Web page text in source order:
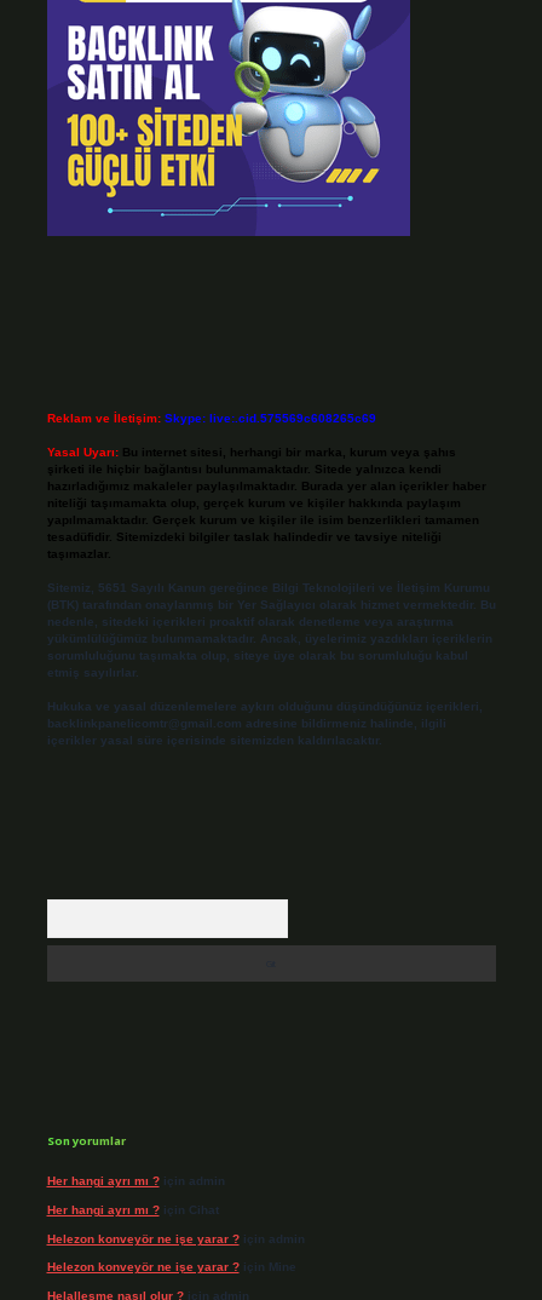
Reklam ve İletişim: Skype: live:.cid.575569c608265c69
Yasal Uyarı: Bu internet sitesi, herhangi bir marka, kurum veya şahıs
şirketi ile hiçbir bağlantısı bulunmamaktadır. Sitede yalnızca kendi
hazırladığımız makaleler paylaşılmaktadır. Burada yer alan içerikler haber
niteliği taşımamakta olup, gerçek kurum ve kişiler hakkında paylaşım
yapılmamaktadır. Gerçek kurum ve kişiler ile isim benzerlikleri tamamen
tesadüfidir. Sitemizdeki bilgiler taslak halindedir ve tavsiye niteliği
taşımazlar.
Sitemiz, 5651 Sayılı Kanun gereğince Bilgi Teknolojileri ve İletişim Kurumu
(BTK) tarafından onaylanmış bir Yer Sağlayıcı olarak hizmet vermektedir. Bu
nedenle, sitedeki içerikleri proaktif olarak denetleme veya araştırma
yükümlülüğümüz bulunmamaktadır. Ancak, üyelerimiz yazdıkları içeriklerin
sorumluluğunu taşımakta olup, siteye üye olarak bu sorumluluğu kabul
etmiş sayılırlar.
Hukuka ve yasal düzenlemelere aykırı olduğunu düşündüğünüz içerikleri,
backlinkpanelicomtr@gmail.com adresine bildirmeniz halinde, ilgili
içerikler yasal süre içerisinde sitemizden kaldırılacaktır.
Son yorumlar
Her hangi ayrı mı ?için admin
Her hangi ayrı mı ?için Cihat
Helezon konveyör ne işe yarar ?için admin
Helezon konveyör ne işe yarar ?için Mine
Helalleşme nasıl olur ?için admin